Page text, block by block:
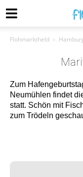
Flohmarktheld
Zum
Neumühlen findet
statt. Schön mit
zum Trödeln